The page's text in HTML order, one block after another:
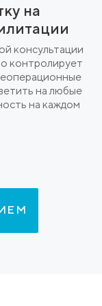
на
консультации
контролирует
на любые
на каждом